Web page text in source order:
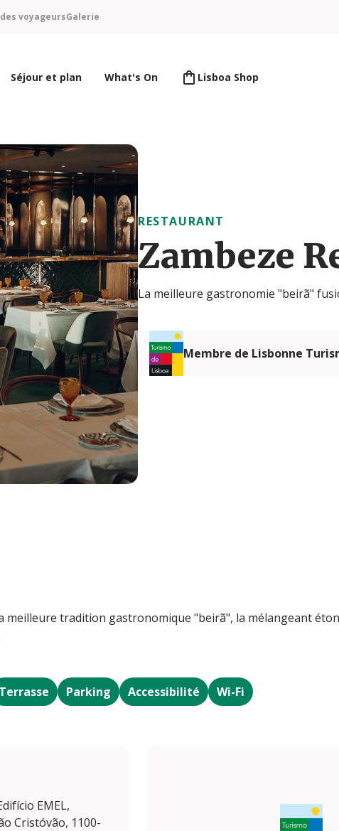
voyageursGalerie
Séjour et plan What's On Lisboa Shop
RESTAURANT
Zambeze
La meilleure gastronomie "beirã"
Membre de Lisbonne
meilleure tradition gastronomique "beirã", la mélangeant
Terrasse Parking Accessibilité Wi-Fi
EMEL,
Cristóvão, 1100-